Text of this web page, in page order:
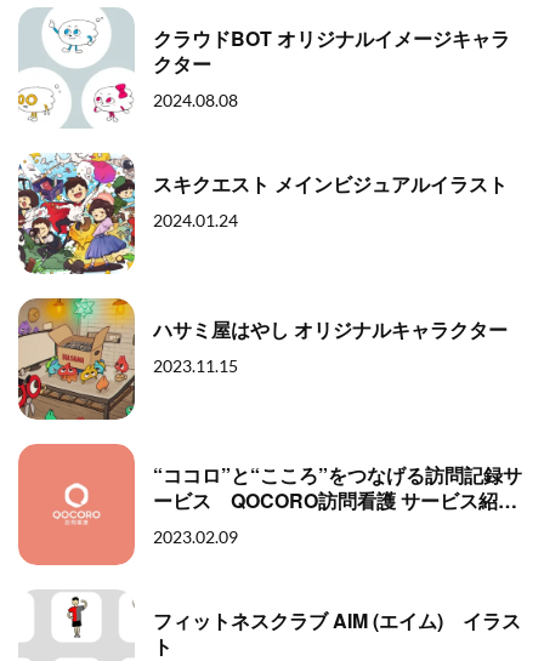
クラウドBOT オリジナルイメージキャラ
クター
2024.08.08
スキクエスト メインビジュアルイラスト
2024.01.24
ハサミ屋はやし オリジナルキャラクター
2023.11.15
“ココロ”と“こころ”をつなげる訪問記録サ
ービス QOCORO訪問看護 サービス紹介
動画
2023.02.09
フィットネスクラブ AIM (エイム) イラス
ト